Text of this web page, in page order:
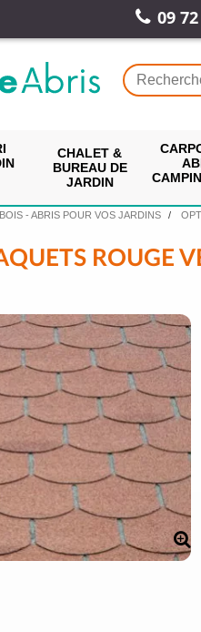
09
CHALET &
BUREAU DE
JARDIN
- ABRIS POUR VOS JARDINS
ROUGE